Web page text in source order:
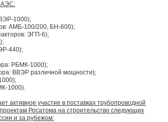
АЭС:
1000);
АМБ-100/200, БН-600);
ЭГП-6);
440);
РБМК-1000);
ВВЭР различной мощности);
1000).
активное участие в поставках трубопроводной
Росатома на строительство следующих
и за рубежом: